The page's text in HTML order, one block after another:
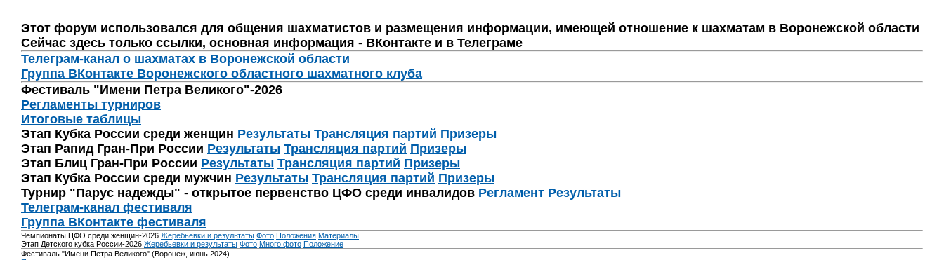
Этот форум использовался для общения шахматистов и размещения информации, имеющей отношение к шахматам в Воронежской области
Сейчас здесь только ссылки, основная информация - ВКонтакте и в Телеграме
Телеграм-канал о шахматах в Воронежской области
Группа ВКонтакте Воронежского областного шахматного клуба
Фестиваль "Имени Петра Великого"-2026
Регламенты турниров
Итоговые таблицы
Этап Кубка России среди женщин Результаты Трансляция партий Призеры
Этап Рапид Гран-При России Результаты Трансляция партий Призеры
Этап Блиц Гран-При России Результаты Трансляция партий Призеры
Этап Кубка России среди мужчин Результаты Трансляция партий Призеры
Турнир "Парус надежды" - открытое первенство ЦФО среди инвалидов Регламент Результаты
Телеграм-канал фестиваля
Группа ВКонтакте фестиваля
Чемпионаты ЦФО среди женщин-2026 Жеребьевки и результаты Фото Положения Материалы
Этап Детского кубка России-2026 Жеребьевки и результаты Фото Много фото Положение
Фестиваль "Имени Петра Великого" (Воронеж, июнь 2024)